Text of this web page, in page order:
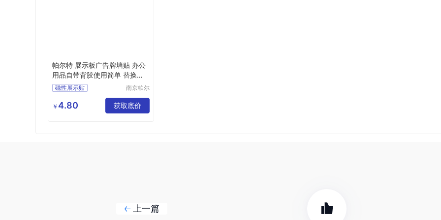
帕尔特 展示板广告牌墙贴 办公
用品自带背胶使用简单 替换方
便磁性展示贴
南京帕尔
备有限公
司
￥ 4.80 获取底价
上一篇